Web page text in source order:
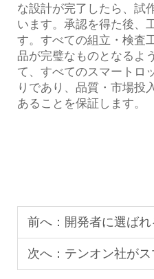
な設計が完了したら、試
います。承認を得た後、
す。すべての組立・検査
品が完璧なものとなるよ
て、すべてのスマートロ
りであり、品質・市場投
あることを保証します。
前へ： 開発者に選ばれる理由：テンンズ社の
次へ： テンオン社がスマートロックの不良率を